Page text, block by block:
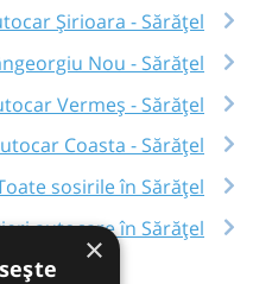
Șirioara - Sărățel
Nou - Sărățel
Vermeș - Sărățel
Coasta - Sărățel
sosirile în Sărățel
autocare în Sărățel
×